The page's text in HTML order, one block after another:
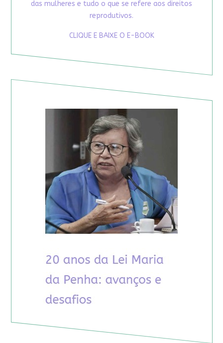
das mulheres e tudo o que se refere aos direitos
reprodutivos.
CLIQUE E BAIXE O E-BOOK